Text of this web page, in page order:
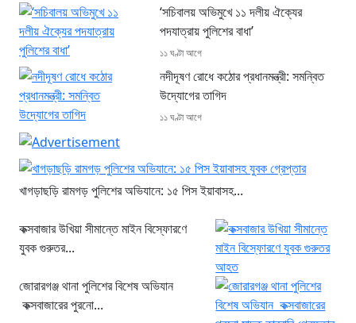
‘সচিবালয় অভিমুখে ১১ দলীয় ঐক্যের
পদযাত্রায় পুলিশের বাধা’
১১ ঘণ্টা আগে
নদীদূষণ রোধে কঠোর প্রধানমন্ত্রী: সমন্বিত
উদ্যোগের তাগিদ
১১ ঘণ্টা আগে
খাগড়াছড়ি রামগড় পুলিশের অভিযানে: ১৫ পিস ইয়াবাসহ...
কক্সবাজার উখিয়া সীমান্তে মাইন বিস্ফোরণে
যুবক গুরুতর...
জোরারগঞ্জ থানা পুলিশের বিশেষ অভিযান
কক্সবাজারের পুরনো...